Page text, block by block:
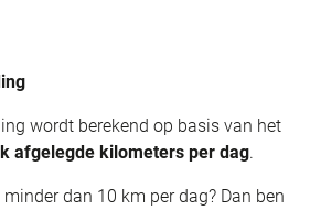
wordt berekend op basis van het
afgelegde kilometers per dag.
dan 10 km per dag? Dan ben